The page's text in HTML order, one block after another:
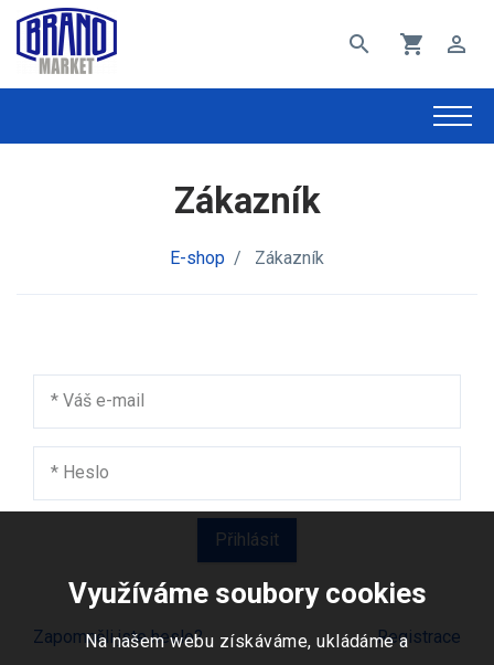
search shopping_cart perm_identity
Zákazník
E-shop / Zákazník
* Váš e-mail
* Heslo
Zapomněli jste heslo? Registrace
Využíváme soubory cookies
Na našem webu získáváme, ukládáme a